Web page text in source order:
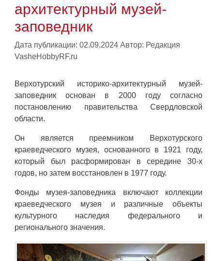
архитектурный музей-
заповедник
Дата публикации: 02.09.2024 Автор: Редакция
VasheHobbyRF.ru
Верхотурский историко-архитектурный музей-
заповедник основан в 2000 году согласно
постановлению правительства Свердловской
области.
Он является преемником Верхотурского
краеведческого музея, основанного в 1921 году,
который был расформирован в середине 30-х
годов, но затем восстановлен в 1977 году.
Фонды музея-заповедника включают коллекции
краеведческого музея и различные объекты
культурного наследия федерального и
регионального значения.